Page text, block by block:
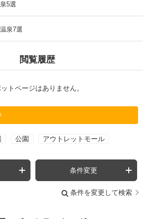
5選
泉7選
閲覧履歴
トページはありません。
公園 アウトレットモール
条件変更
条件を変更して検索